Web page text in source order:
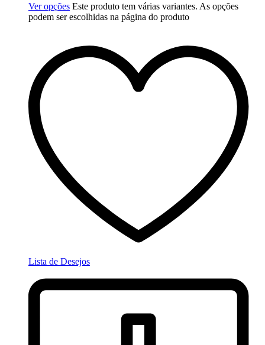
Ver opções Este produto tem várias variantes. As opções
podem ser escolhidas na página do produto
Lista de Desejos